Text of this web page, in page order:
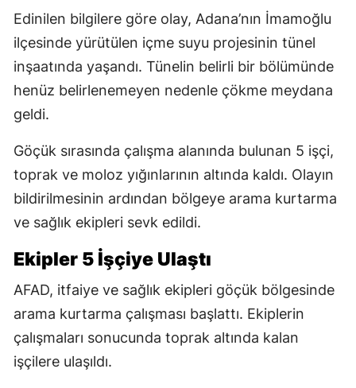
Edinilen bilgilere göre olay, Adana’nın İmamoğlu
ilçesinde yürütülen içme suyu projesinin tünel
inşaatında yaşandı. Tünelin belirli bir bölümünde
henüz belirlenemeyen nedenle çökme meydana
geldi.
Göçük sırasında çalışma alanında bulunan 5 işçi,
toprak ve moloz yığınlarının altında kaldı. Olayın
bildirilmesinin ardından bölgeye arama kurtarma
ve sağlık ekipleri sevk edildi.
Ekipler 5 İşçiye Ulaştı
AFAD, itfaiye ve sağlık ekipleri göçük bölgesinde
arama kurtarma çalışması başlattı. Ekiplerin
çalışmaları sonucunda toprak altında kalan
işçilere ulaşıldı.